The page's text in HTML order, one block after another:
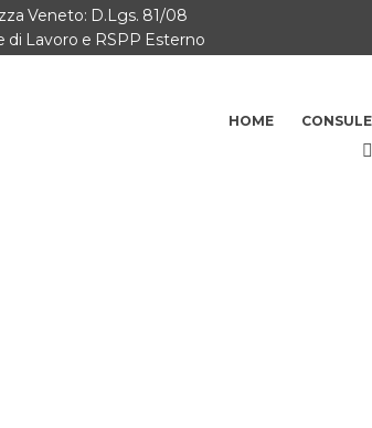
Veneto: D.Lgs. 81/08
di Lavoro e RSPP Esterno
HOME